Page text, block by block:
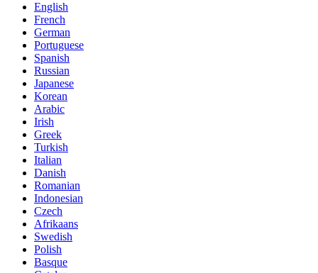
English
French
German
Portuguese
Spanish
Russian
Japanese
Korean
Arabic
Irish
Greek
Turkish
Italian
Danish
Romanian
Indonesian
Czech
Afrikaans
Swedish
Polish
Basque